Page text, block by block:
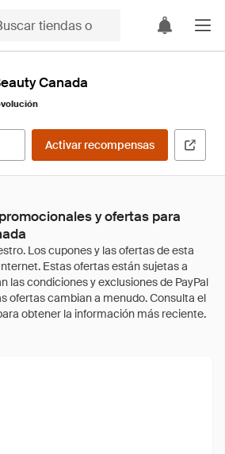
Canada
Activar recompensas
y ofertas para